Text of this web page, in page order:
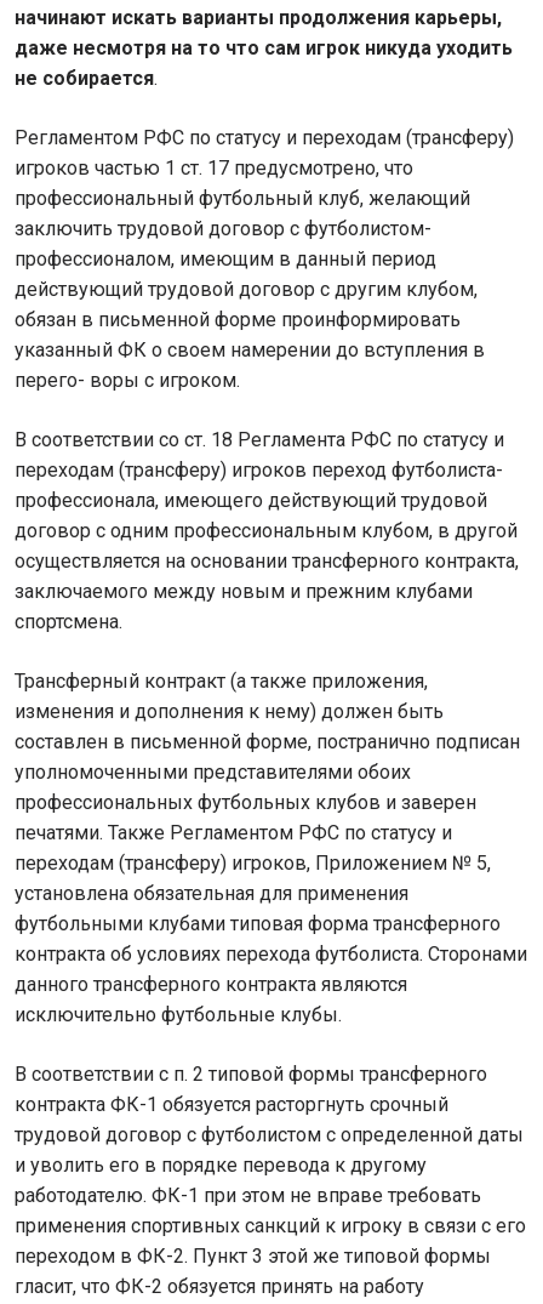
начинают искать варианты продолжения карьеры,
даже несмотря на то что сам игрок никуда уходить
не собирается.
Регламентом РФС по статусу и переходам (трансферу)
игроков частью 1 ст. 17 предусмотрено, что
профессиональный футбольный клуб, желающий
заключить трудовой договор с футболистом-
профессионалом, имеющим в данный период
действующий трудовой договор с другим клубом,
обязан в письменной форме проинформировать
указанный ФК о своем намерении до вступления в
перего- воры с игроком.
В соответствии со ст. 18 Регламента РФС по статусу и
переходам (трансферу) игроков переход футболиста-
профессионала, имеющего действующий трудовой
договор с одним профессиональным клубом, в другой
осуществляется на основании трансферного контракта,
заключаемого между новым и прежним клубами
спортсмена.
Трансферный контракт (а также приложения,
изменения и дополнения к нему) должен быть
составлен в письменной форме, постранично подписан
уполномоченными представителями обоих
профессиональных футбольных клубов и заверен
печатями. Также Регламентом РФС по статусу и
переходам (трансферу) игроков, Приложением № 5,
установлена обязательная для применения
футбольными клубами типовая форма трансферного
контракта об условиях перехода футболиста. Сторонами
данного трансферного контракта являются
исключительно футбольные клубы.
В соответствии с п. 2 типовой формы трансферного
контракта ФК-1 обязуется расторгнуть срочный
трудовой договор с футболистом с определенной даты
и уволить его в порядке перевода к другому
работодателю. ФК-1 при этом не вправе требовать
применения спортивных санкций к игроку в связи с его
переходом в ФК-2. Пункт 3 этой же типовой формы
гласит, что ФК-2 обязуется принять на работу